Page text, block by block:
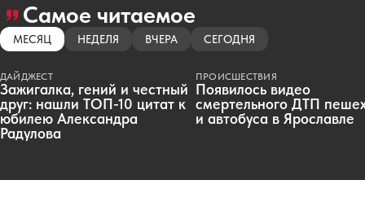
Самое читаемое
МЕСЯЦ НЕДЕЛЯ ВЧЕРА СЕГОДНЯ
ДАЙДЖЕСТ
Зажигалка, гений и честный
друг: нашли ТОП-10 цитат к
юбилею Александра
Радулова
ПРОИСШЕСТВИЯ
Появилось видео
смертельного ДТП
и автобуса в Ярославле